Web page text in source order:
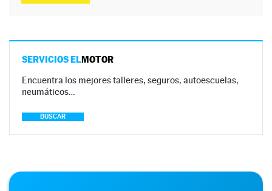
SERVICIOS ELMOTOR
Encuentra los mejores talleres, seguros, autoescuelas,
neumáticos…
BUSCAR